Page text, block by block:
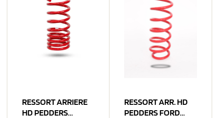
RESSORT ARRIERE
HD PEDDERS
RESSORT ARR. HD
PEDDERS FORD